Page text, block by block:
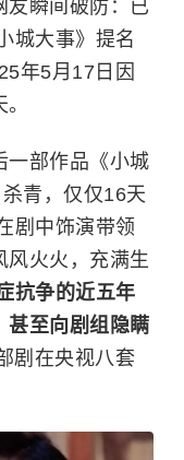
友瞬间破防：已
城大事》提名
年5月17日因
一部作品《小城
青，仅仅16天
剧中饰演带领
风火火，充满生
抗争的近五年
甚至向剧组隐瞒
剧在央视八套